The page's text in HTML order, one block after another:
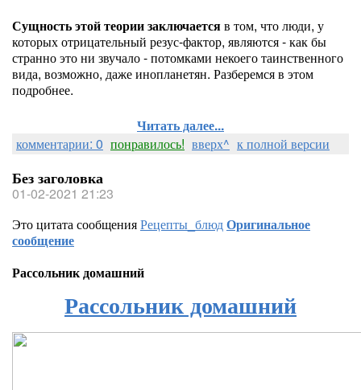
Сущность этой теории заключаетсяв том, что люди, у
которых отрицательный резус-фактор, являются - как бы
странно это ни звучало - потомками некоего таинственного
вида, возможно, даже инопланетян. Разберемся в этом
подробнее.
Читать далее...
комментарии: 0 понравилось! вверх^ к полной версии
Без заголовка
01-02-2021 21:23
Это цитата сообщенияРецепты_блюдОригинальное
сообщение
Рассольник домашний
Рассольник домашний